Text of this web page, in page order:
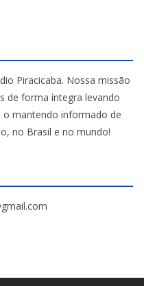
Piracicaba. Nossa missão
de forma íntegra levando
o mantendo informado de
no Brasil e no mundo!